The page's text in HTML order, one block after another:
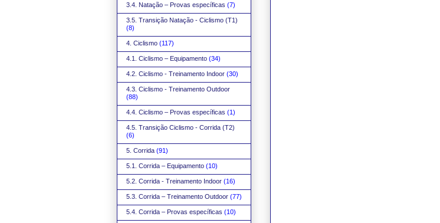
3.4. Natação – Provas específicas (7)
3.5. Transição Natação - Ciclismo (T1)
(8)
4. Ciclismo (117)
4.1. Ciclismo – Equipamento (34)
4.2. Ciclismo - Treinamento Indoor (30)
4.3. Ciclismo - Treinamento Outdoor
(88)
4.4. Ciclismo – Provas específicas (1)
4.5. Transição Ciclismo - Corrida (T2)
(6)
5. Corrida (91)
5.1. Corrida – Equipamento (10)
5.2. Corrida - Treinamento Indoor (16)
5.3. Corrida – Treinamento Outdoor (77)
5.4. Corrida – Provas específicas (10)